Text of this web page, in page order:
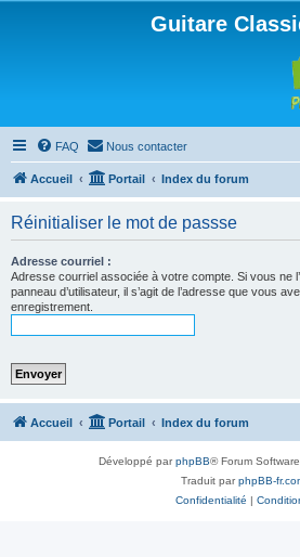
Guitare
FAQ Nous contacter
Accueil Portail Index du forum
Réinitialiser le mot de passse
Adresse courriel :
Adresse courriel associée à votre compte. Si vous ne
panneau d’utilisateur, il s’agit de l’adresse que vous
enregistrement.
Accueil Portail Index du forum
Développé parphpBB® Forum
Traduit parphpBB-
Confidentialité |